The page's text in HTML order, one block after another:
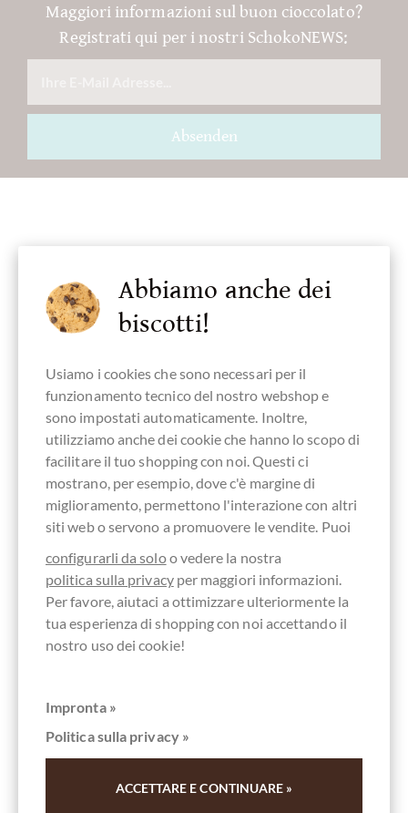
Maggiori informazioni sul buon cioccolato?
Registrati qui per i nostri SchokoNEWS:
Absenden
Giovanni Cogno
Lamorresi Praline mit Alkoholcreme gefüllt -
in dunkler Schokolade
1,50 €
Abbiamo anche dei
biscotti!
Usiamo i cookies che sono necessari per il
funzionamento tecnico del nostro webshop e
sono impostati automaticamente. Inoltre,
utilizziamo anche dei cookie che hanno lo scopo di
facilitare il tuo shopping con noi. Questi ci
mostrano, per esempio, dove c'è margine di
miglioramento, permettono l'interazione con altri
siti web o servono a promuovere le vendite. Puoi
configurarli da soloo vedere la nostra
politica sulla privacyper maggiori informazioni.
Per favore, aiutaci a ottimizzare ulteriormente la
tua esperienza di shopping con noi accettando il
nostro uso dei cookie!
Impronta »
Politica sulla privacy »
ACCETTARE E CONTINUARE »